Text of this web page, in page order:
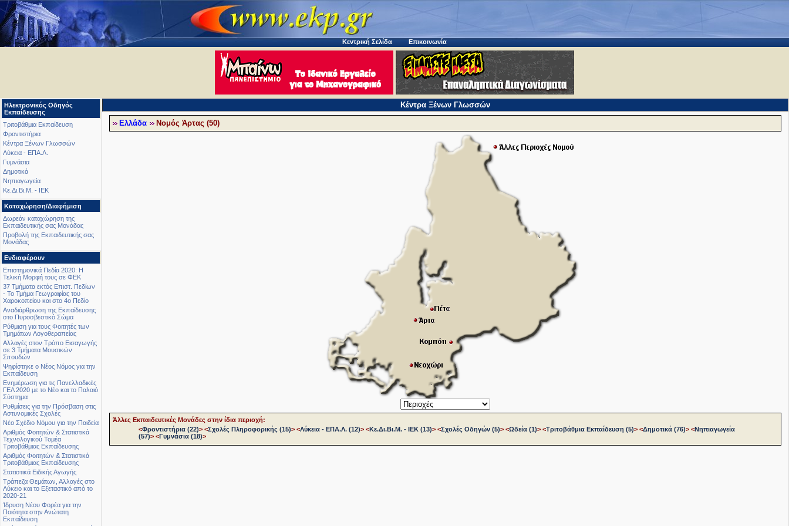
Κεντρική Σελίδα Επικοινωνία
Ηλεκτρονικός Οδηγός
Εκπαίδευσης
Τριτοβάθμια Εκπαίδευση
Φροντιστήρια
Κέντρα Ξένων Γλωσσών
Λύκεια - ΕΠΑ.Λ.
Γυμνάσια
Δημοτικά
Νηπιαγωγεία
Κε.Δι.Βι.Μ. - ΙΕΚ
Καταχώρηση/Διαφήμιση
Δωρεάν καταχώρηση της
Εκπαιδευτικής σας Μονάδας
Προβολή της Εκπαιδευτικής σας
Μονάδας
Ενδιαφέρουν
Επιστημονικά Πεδία 2020: Η
Τελική Μορφή τους σε ΦΕΚ
37 Τμήματα εκτός Επιστ. Πεδίων
- Το Τμήμα Γεωγραφίας του
Χαροκοπείου και στο 4ο Πεδίο
Αναδιάρθρωση της Εκπαίδευσης
στο Πυροσβεστικό Σώμα
Ρύθμιση για τους Φοιτητές των
Τμημάτων Λογοθεραπείας
Αλλαγές στον Τρόπο Εισαγωγής
σε 3 Τμήματα Μουσικών
Σπουδών
Ψηφίστηκε ο Νέος Νόμος για την
Εκπαίδευση
Ενημέρωση για τις Πανελλαδικές
ΓΕΛ 2020 με το Νέο και το Παλαιό
Σύστημα
Ρυθμίσεις για την Πρόσβαση στις
Αστυνομικές Σχολές
Νέο Σχέδιο Νόμου για την Παιδεία
Αριθμός Φοιτητών & Στατιστικά
Τεχνολογικού Τομέα
Τριτοβάθμιας Εκπαίδευσης
Αριθμός Φοιτητών & Στατιστικά
Τριτοβάθμιας Εκπαίδευσης
Στατιστικά Ειδικής Αγωγής
Τράπεζα Θεμάτων, Αλλαγές στο
Λύκειο και το Εξεταστικό από το
2020-21
Ίδρυση Νέου Φορέα για την
Ποιότητα στην Ανώτατη
Εκπαίδευση
Κέντρα Ξένων Γλωσσών
Ελλάδα Νομός Άρτας (50)
Άλλες Εκπαιδευτικές Μονάδες στην ίδια περιοχή:
<Φροντιστήρια (22)> <Σχολές Πληροφορικής (15)> <Λύκεια - ΕΠΑ.Λ. (12)> <Κε.Δι.Βι.Μ. - ΙΕΚ (13)> <Σχολές Οδηγών (5)> <Ωδεία (1)> <Τριτοβάθμια Εκπαίδευση (5)> <Δημοτικά (76)> <Νηπιαγωγεία
(57)> <Γυμνάσια (18)>